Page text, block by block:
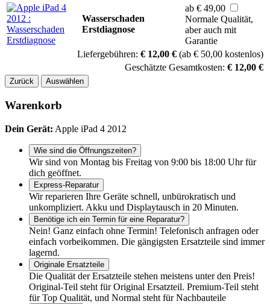
Wasserschaden
Erstdiagnose
ab € 49,00
Normale Qualität,
aber auch mit
Garantie
Liefergebühren: € 12,00 € (ab € 50,00 kostenlos)
Geschätzte Gesamtkosten: € 12,00 €
Zurück Auswählen
Warenkorb
Dein Gerät: Apple iPad 4 2012
Wie sind die Öffnungszeiten?
Wir sind von Montag bis Freitag von 9:00 bis 18:00 Uhr für
dich geöffnet.
Express-Reparatur
Wir reparieren Ihre Geräte schnell, unbürokratisch und
unkompliziert. Akku und Displaytausch in 20 Minuten.
Benötige ich ein Termin für eine Reparatur?
Nein! Ganz einfach ohne Termin! Telefonisch anfragen oder
einfach vorbeikommen. Die gängigsten Ersatzteile sind immer
lagernd.
Originale Ersatzteile
Die Qualität der Ersatzteile stehen meistens unter den Preis!
Original-Teil steht für Original Ersatzteil. Premium-Teil steht
für Top Qualität, und Normal steht für Nachbauteile